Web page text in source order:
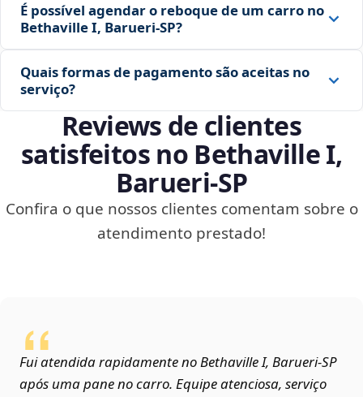
É possível agendar o reboque de um carro no
Bethaville I, Barueri‑SP?
Quais formas de pagamento são aceitas no
serviço?
Reviews de clientes
satisfeitos no Bethaville I,
Barueri‑SP
Confira o que nossos clientes comentam sobre o
atendimento prestado!
Fui atendida rapidamente no Bethaville I, Barueri‑SP
após uma pane no carro. Equipe atenciosa, serviço